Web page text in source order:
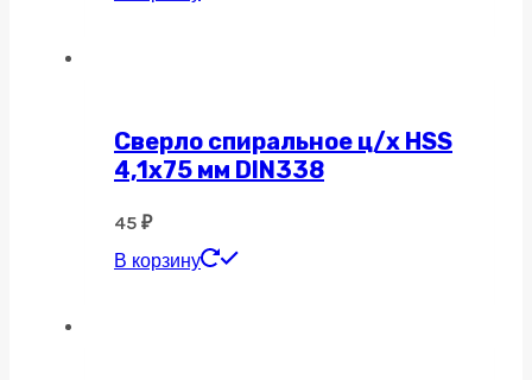
Сверло спиральное ц/х HSS
4,1х75 мм DIN338
45 ₽
В корзину